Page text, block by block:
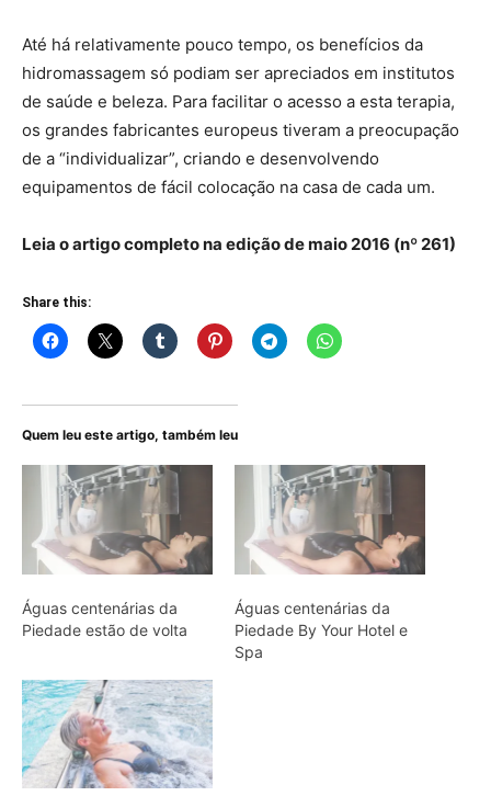
Até há relativamente pouco tempo, os benefícios da
hidromassagem só podiam ser apreciados em institutos
de saúde e beleza. Para facilitar o acesso a esta terapia,
os grandes fabricantes europeus tiveram a preocupação
de a “individualizar”, criando e desenvolvendo
equipamentos de fácil colocação na casa de cada um.
Leia o artigo completo na edição de maio 2016 (nº 261)
Share this:
Quem leu este artigo, também leu
Águas centenárias da
Piedade estão de volta
Águas centenárias da
Piedade By Your Hotel e
Spa